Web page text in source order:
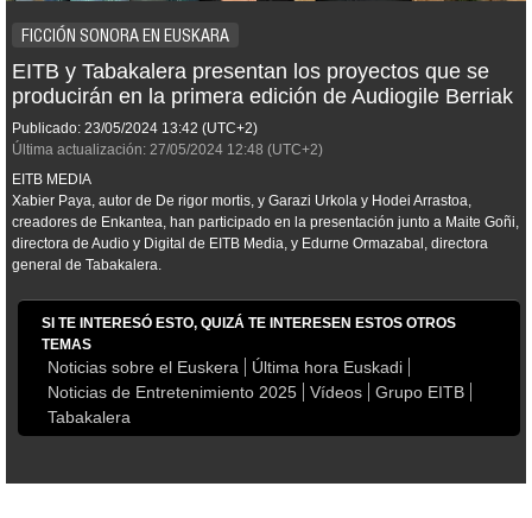
FICCIÓN SONORA EN EUSKARA
EITB y Tabakalera presentan los proyectos que se
producirán en la primera edición de Audiogile Berriak
Publicado: 23/05/2024 13:42 (UTC+2)
Última actualización: 27/05/2024 12:48 (UTC+2)
EITB MEDIA
Xabier Paya, autor de De rigor mortis, y Garazi Urkola y Hodei Arrastoa,
creadores de Enkantea, han participado en la presentación junto a Maite Goñi,
directora de Audio y Digital de EITB Media, y Edurne Ormazabal, directora
general de Tabakalera.
SI TE INTERESÓ ESTO, QUIZÁ TE INTERESEN ESTOS OTROS
TEMAS
Noticias sobre el Euskera
Última hora Euskadi
Noticias de Entretenimiento 2025
Vídeos
Grupo EITB
Tabakalera